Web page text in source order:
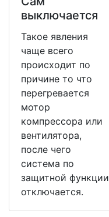
выключается
Такое явления
чаще всего
происходит по
причине то что
перегревается
мотор
компрессора или
вентилятора,
после чего
система по
защитной функции
отключается.